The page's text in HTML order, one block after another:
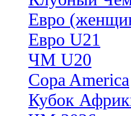
Евро
Евро U21
ЧМ U20
Copa America
Кубок